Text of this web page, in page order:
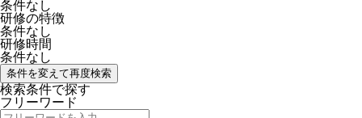
条件なし
研修の特徴
条件なし
研修時間
条件なし
条件を変えて再度検索
検索条件で探す
フリーワード